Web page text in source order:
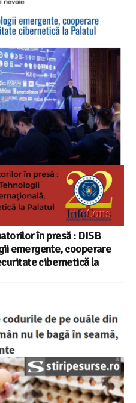
în presă : DISB
emergente, cooperare
cibernetică la